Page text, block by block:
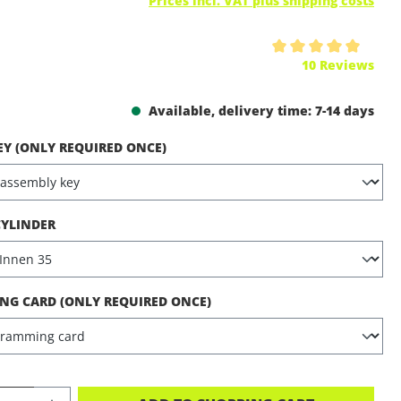
10 Reviews
Available, delivery time: 7-14 days
(ONLY REQUIRED ONCE)
CARD (ONLY REQUIRED ONCE)